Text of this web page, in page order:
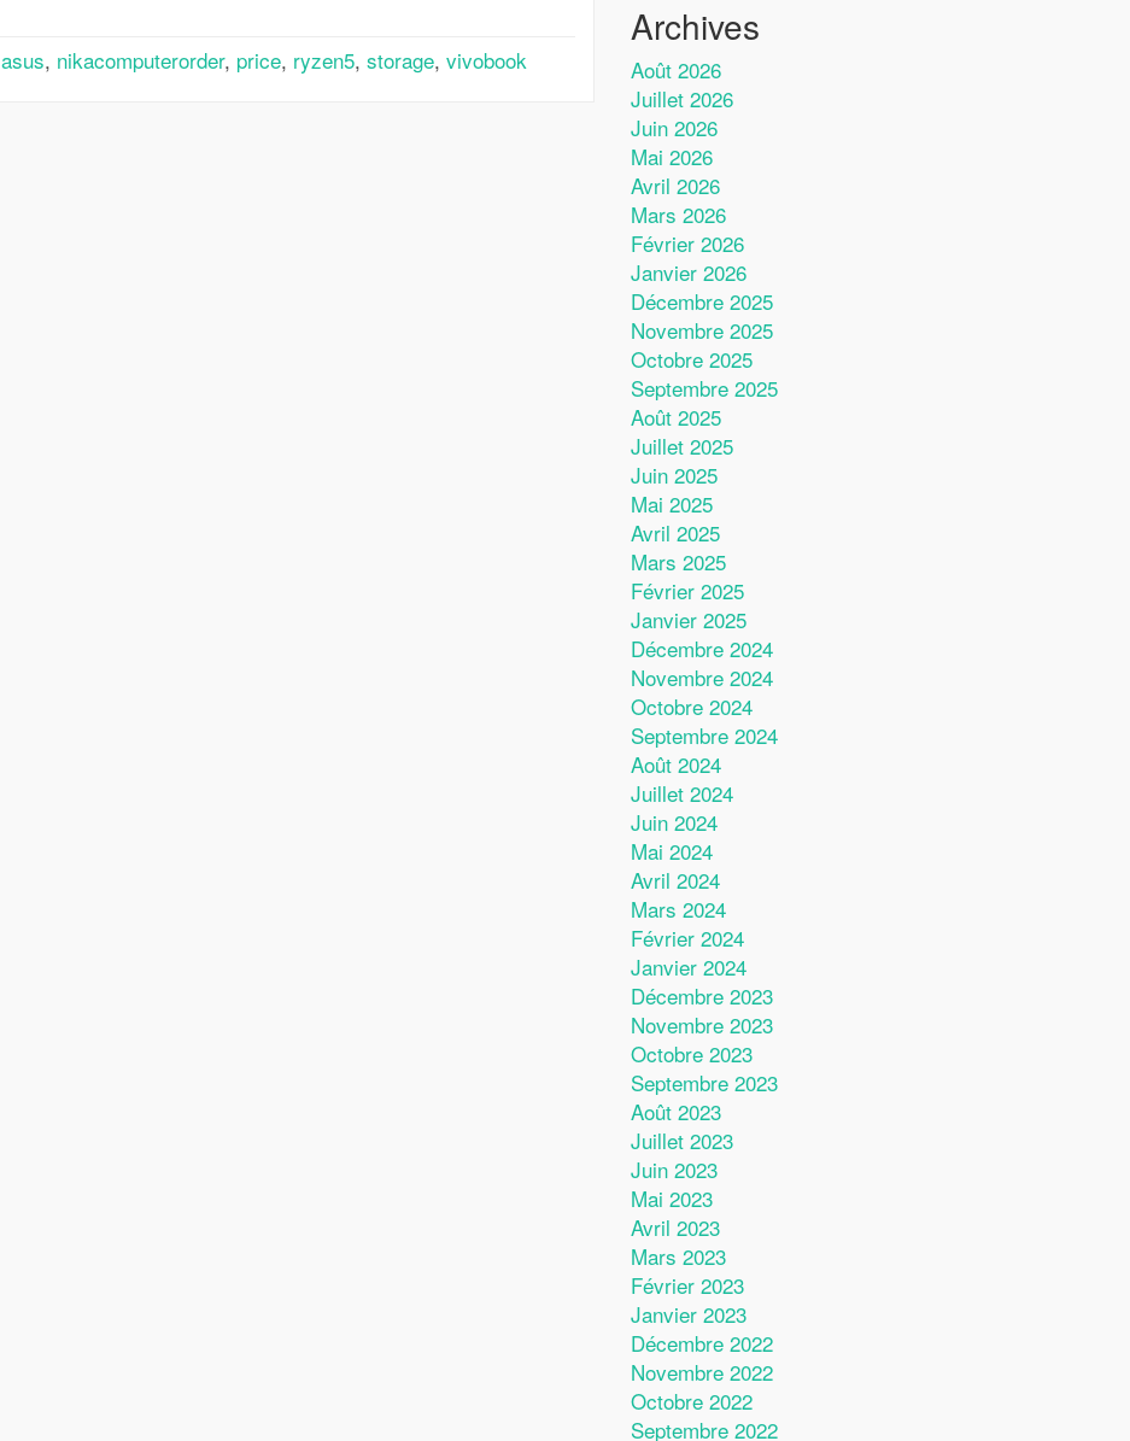
asus, nikacomputerorder, price, ryzen5, storage, vivobook
Archives
Août 2026
Juillet 2026
Juin 2026
Mai 2026
Avril 2026
Mars 2026
Février 2026
Janvier 2026
Décembre 2025
Novembre 2025
Octobre 2025
Septembre 2025
Août 2025
Juillet 2025
Juin 2025
Mai 2025
Avril 2025
Mars 2025
Février 2025
Janvier 2025
Décembre 2024
Novembre 2024
Octobre 2024
Septembre 2024
Août 2024
Juillet 2024
Juin 2024
Mai 2024
Avril 2024
Mars 2024
Février 2024
Janvier 2024
Décembre 2023
Novembre 2023
Octobre 2023
Septembre 2023
Août 2023
Juillet 2023
Juin 2023
Mai 2023
Avril 2023
Mars 2023
Février 2023
Janvier 2023
Décembre 2022
Novembre 2022
Octobre 2022
Septembre 2022